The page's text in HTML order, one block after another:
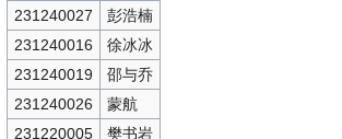
231240027
彭浩楠
231240016
徐冰冰
231240019
邵与乔
231240026
蒙航
231220005
樊书岩